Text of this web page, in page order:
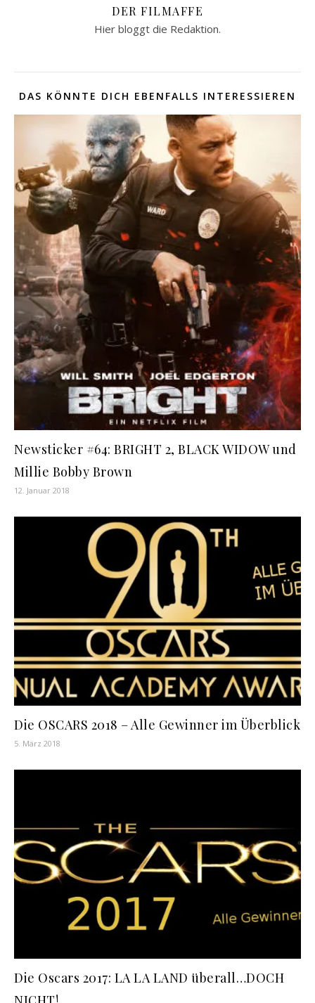
DER FILMAFFE
Hier bloggt die Redaktion.
DAS KÖNNTE DICH EBENFALLS INTERESSIEREN
Newsticker #64: BRIGHT 2, BLACK WIDOW und
Millie Bobby Brown
12. Januar 2018
Die OSCARS 2018 – Alle Gewinner im Überblick
5. März 2018
Die Oscars 2017: LA LA LAND überall…DOCH